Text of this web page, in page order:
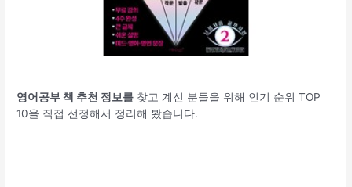
영어공부 책 추천 정보를 찾고 계신 분들을 위해 인기 순위 TOP
10을 직접 선정해서 정리해 봤습니다.